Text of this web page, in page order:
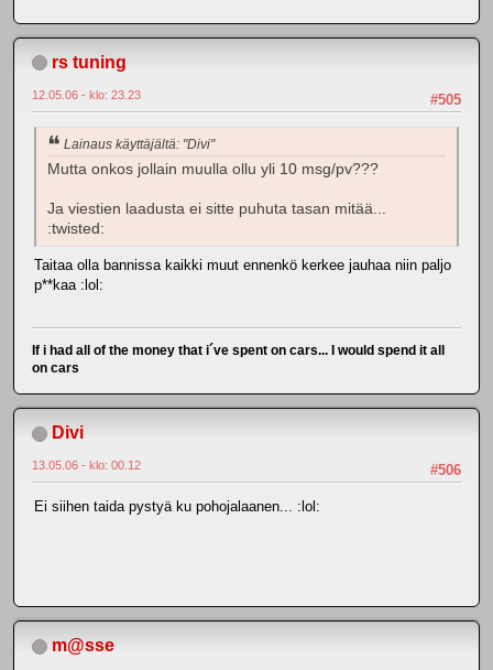
rs tuning
#505
12.05.06 - klo: 23.23
Lainaus käyttäjältä: "Divi"
Mutta onkos jollain muulla ollu yli 10 msg/pv???
Ja viestien laadusta ei sitte puhuta tasan mitää...
:twisted:
Taitaa olla bannissa kaikki muut ennenkö kerkee jauhaa niin paljo
p**kaa :lol:
If i had all of the money that i´ve spent on cars... I would spend it all
on cars
Divi
#506
13.05.06 - klo: 00.12
Ei siihen taida pystyä ku pohojalaanen... :lol:
m@sse